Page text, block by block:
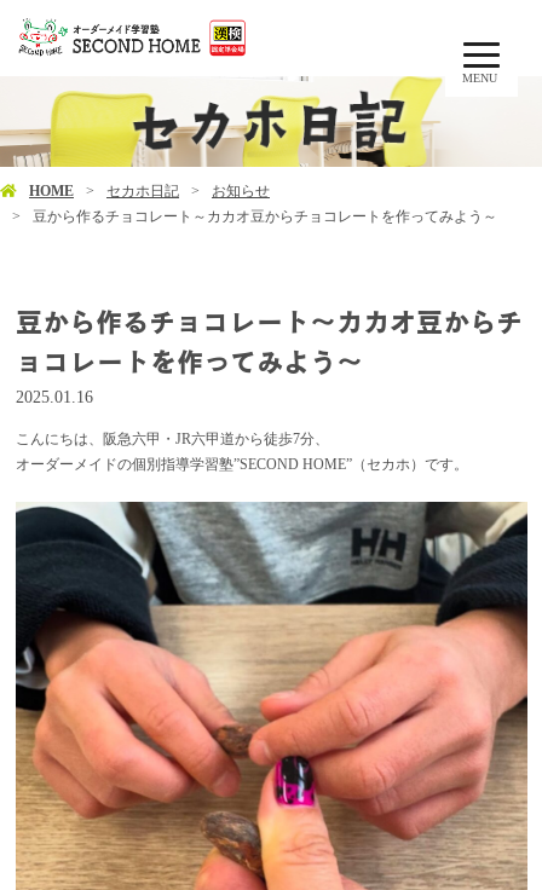
MENU
HOME セカホ日記
お知らせ
豆から作るチョコレート～カカオ豆からチョコレートを作ってみよう～
豆から作るチョコレート～カカオ豆からチ
ョコレートを作ってみよう～
2025.01.16
こんにちは、阪急六甲・JR六甲道から徒歩7分、
オーダーメイドの個別指導学習塾”SECOND HOME”（セカホ）です。